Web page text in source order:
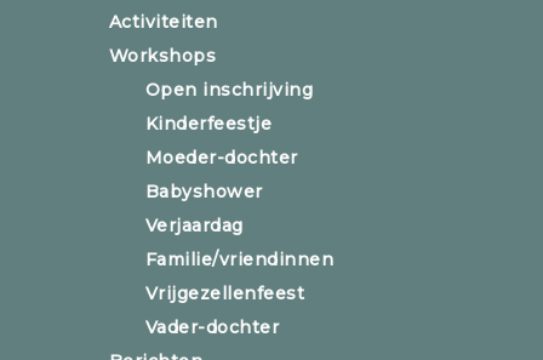
Activiteiten
Workshops
Open inschrijving
Kinderfeestje
Moeder-dochter
Babyshower
Verjaardag
Familie/vriendinnen
Vrijgezellenfeest
Vader-dochter